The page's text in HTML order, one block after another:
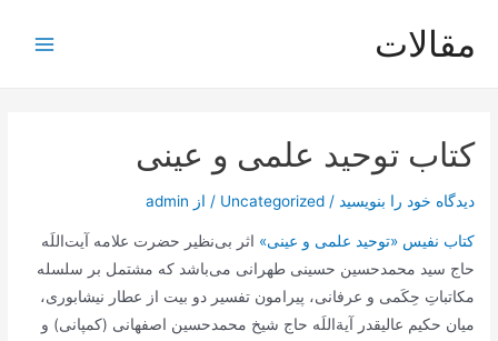
مقالات
کتاب توحید علمی و عینی
دیدگاه‌ خود را بنویسید /
Uncategorized / از admin
کتاب نفیس «توحید علمی و عینی» اثر بی‌نظیر حضرت علامه آیت‌اللَه
حاج سید محمدحسین حسینی طهرانی می‌باشد که مشتمل بر سلسله
مکاتباتِ حِکَمی و عرفانی، پیرامون تفسیر دو بیت از عطار نیشابوری،
میان حکیم عالیقدر آیة‌اللَه حاج شیخ محمدحسین اصفهانی (کمپانی) و